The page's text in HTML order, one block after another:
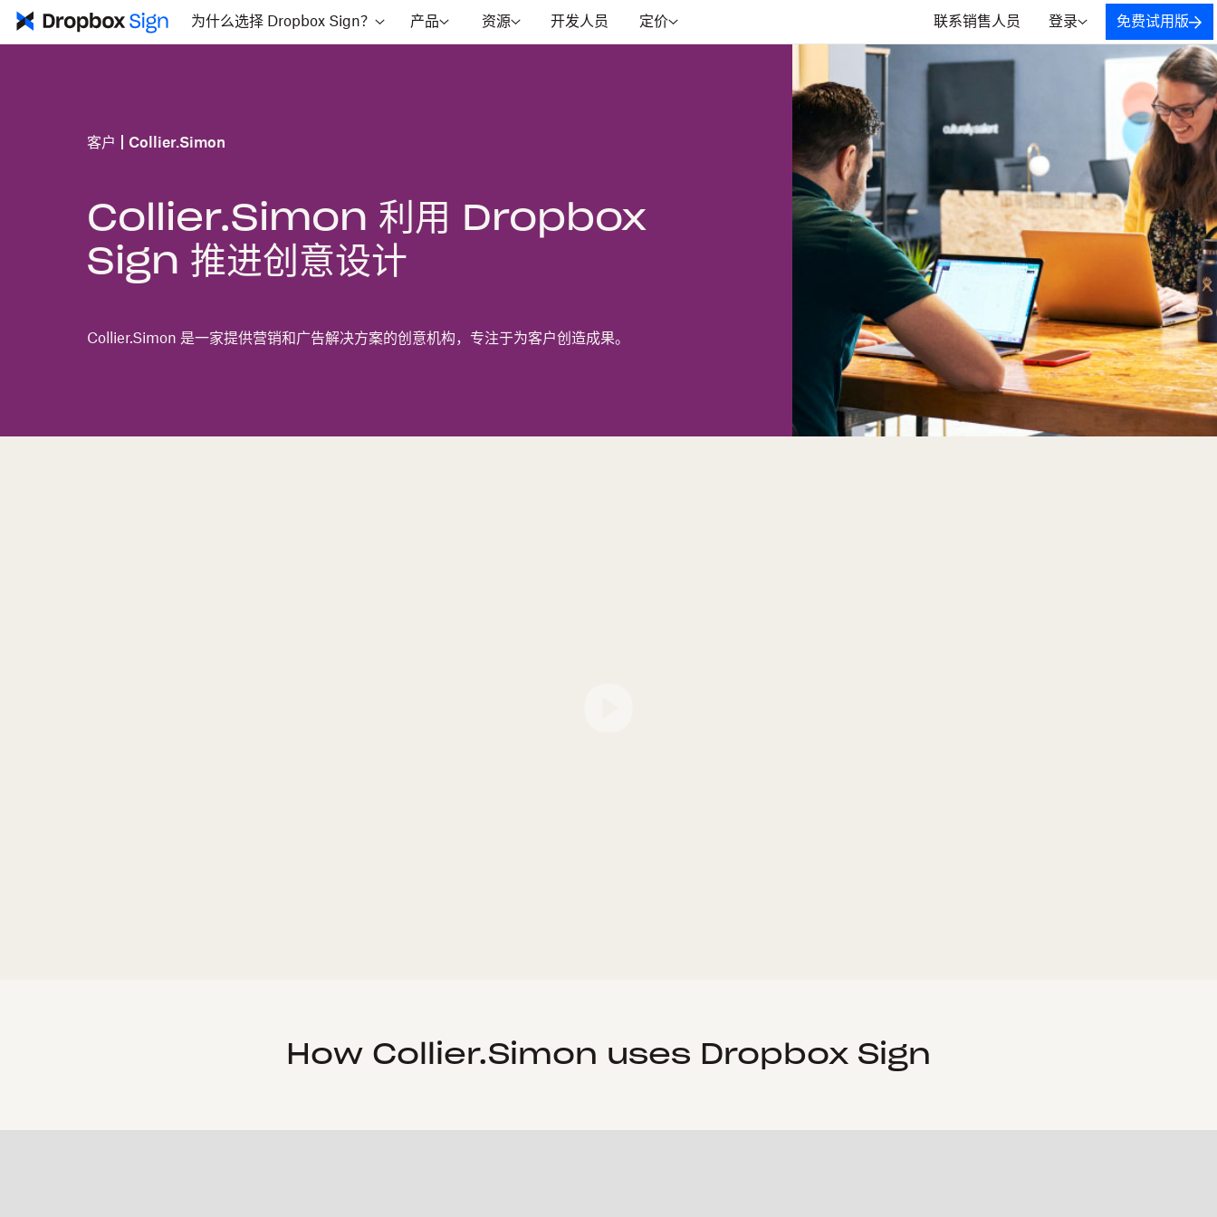
为什么选择 Dropbox Sign？ 产品 资源 开发人员 定价 联系销售人员 登录 免费试用版
客户 Collier.Simon
Collier.Simon 利用 Dropbox
Sign 推进创意设计
Collier.Simon 是一家提供营销和广告解决方案的创意机构，专注于为客户创造成果。
How Collier.Simon uses Dropbox Sign